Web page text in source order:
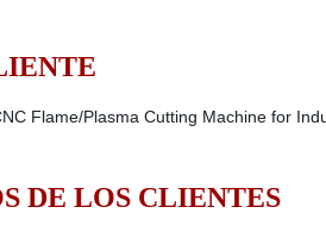
DE LOS CLIENTES